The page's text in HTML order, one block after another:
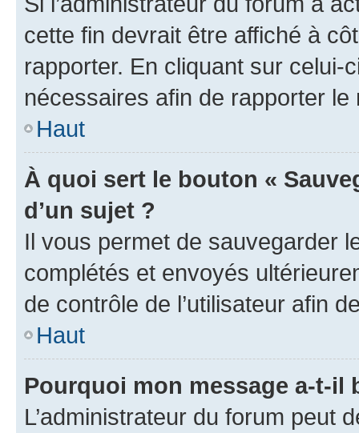
cette fin devrait être affiché à
rapporter. En cliquant sur
nécessaires afin de rapporter le
Haut
À quoi sert le bouton «
d’un sujet ?
Il vous permet de sauvegarder
complétés et envoyés
de contrôle de l’utilisateur afin
Haut
Pourquoi mon message a-t-il
L’administrateur du forum peut